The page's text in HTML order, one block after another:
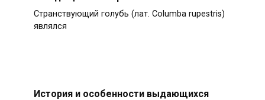
Странствующий голубь (лат. Columba rupestris)
являлся
История и особенности выдающихся